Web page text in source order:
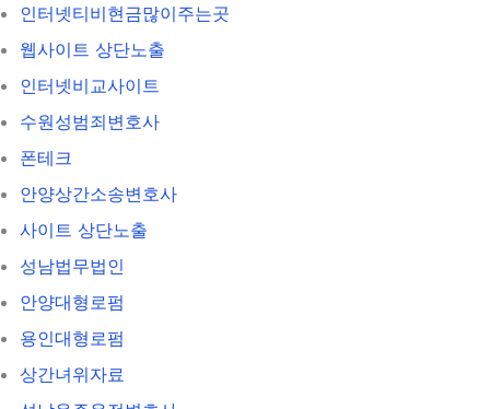
인터넷티비현금많이주는곳
웹사이트 상단노출
인터넷비교사이트
수원성범죄변호사
폰테크
안양상간소송변호사
사이트 상단노출
성남법무법인
안양대형로펌
용인대형로펌
상간녀위자료